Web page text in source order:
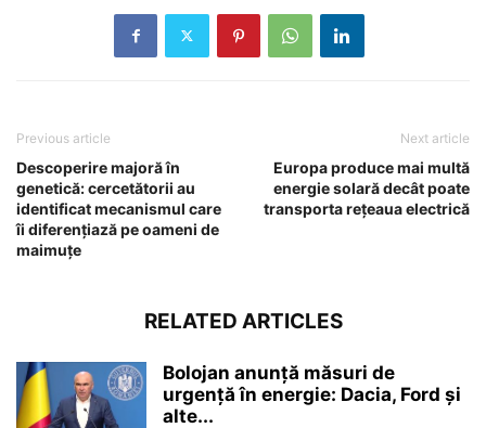
Previous article
Descoperire majoră în
genetică: cercetătorii au
identificat mecanismul care
îi diferențiază pe oameni de
maimuțe
Next article
Europa produce mai multă
energie solară decât poate
transporta rețeaua electrică
RELATED ARTICLES
Bolojan anunță măsuri de
urgență în energie: Dacia, Ford și
alte...